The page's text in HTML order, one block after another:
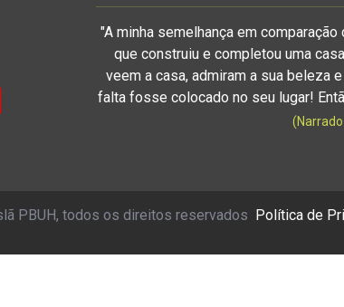
"A minha semelhança em
que construiu e completou uma
veem a casa, admiram a sua beleza
falta fosse colocado no seu lugar!
PBUH, todos os direitos reservados Política de